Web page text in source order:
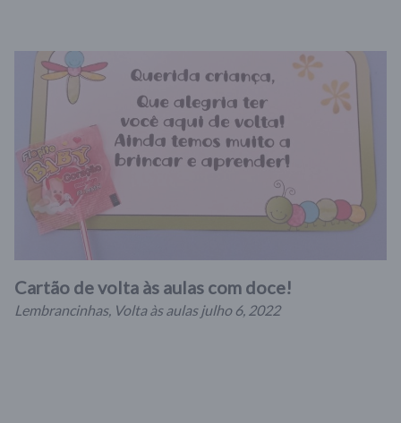
Cartão de volta às aulas com doce!
Lembrancinhas, Volta às aulas julho 6, 2022